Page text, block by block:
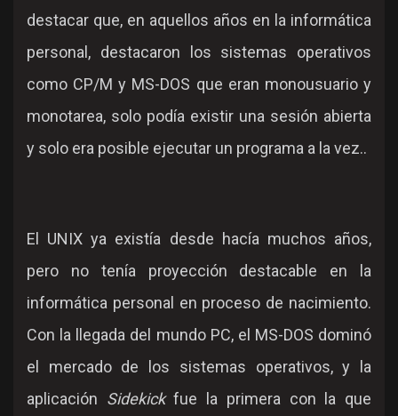
destacar que, en aquellos años en la informática
personal, destacaron los sistemas operativos
como CP/M y MS-DOS que eran monousuario y
monotarea, solo podía existir una sesión abierta
y solo era posible ejecutar un programa a la vez..
El UNIX ya existía desde hacía muchos años,
pero no tenía proyección destacable en la
informática personal en proceso de nacimiento.
Con la llegada del mundo PC, el MS-DOS dominó
el mercado de los sistemas operativos, y la
aplicación Sidekickfue la primera con la que